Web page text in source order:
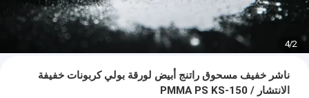
2
/
4
ناشر خفيف مسحوق راتنج أبيض لورقة بولي كربونات خفيفة
الانتشار / PMMA PS KS-150